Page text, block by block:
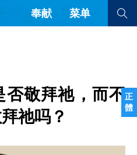
正
體
奉献 菜单
全部
全部
否敬拜祂，而不
祂吗？